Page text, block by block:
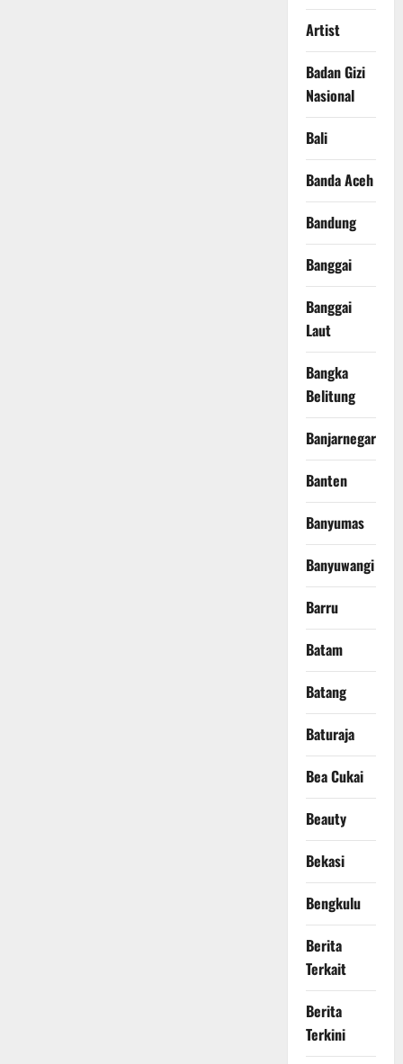
Artist
Badan Gizi
Nasional
Bali
Banda Aceh
Bandung
Banggai
Banggai
Laut
Bangka
Belitung
Banjarnegara
Banten
Banyumas
Banyuwangi
Barru
Batam
Batang
Baturaja
Bea Cukai
Beauty
Bekasi
Bengkulu
Berita
Terkait
Berita
Terkini